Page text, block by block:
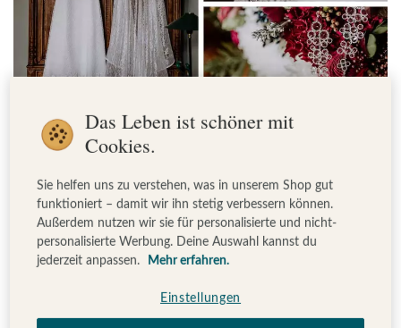
Das Leben ist schöner mit
Cookies.
Sie helfen uns zu verstehen, was in unserem Shop gut
funktioniert – damit wir ihn stetig verbessern können.
Außerdem nutzen wir sie für personalisierte und nicht-
personalisierte Werbung. Deine Auswahl kannst du
jederzeit anpassen.
Mehr erfahren.
Einstellungen